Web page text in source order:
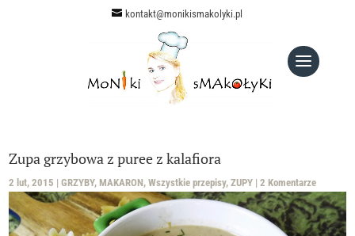
kontakt@monikismakolyki.pl
Zupa grzybowa z puree z kalafiora
2 lut, 2015 |GRZYBY,MAKARON,Wszystkie przepisy,ZUPY |2 Komentarze